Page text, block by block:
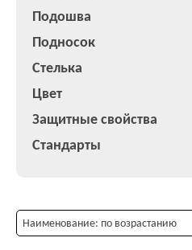
Подошва
Подносок
Стелька
Цвет
Защитные свойства
Стандарты
Наименование: по возрастанию